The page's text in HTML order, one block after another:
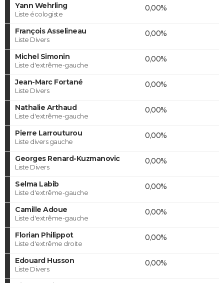
Yann Wehrling
Liste écologiste
0,00%
François Asselineau
Liste Divers
0,00%
Michel Simonin
Liste d'extrême-gauche
0,00%
Jean-Marc Fortané
Liste Divers
0,00%
Nathalie Arthaud
Liste d'extrême-gauche
0,00%
Pierre Larrouturou
Liste divers gauche
0,00%
Georges Renard-Kuzmanovic
Liste Divers
0,00%
Selma Labib
Liste d'extrême-gauche
0,00%
Camille Adoue
Liste d'extrême-gauche
0,00%
Florian Philippot
Liste d'extrême droite
0,00%
Edouard Husson
Liste Divers
0,00%